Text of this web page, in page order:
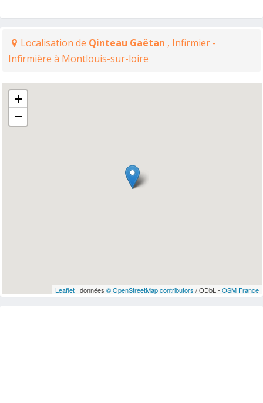
Localisation de Qinteau Gaëtan , Infirmier -
Infirmière à Montlouis-sur-loire
+
−
Leaflet| données © OpenStreetMap contributors / ODbL - OSM France